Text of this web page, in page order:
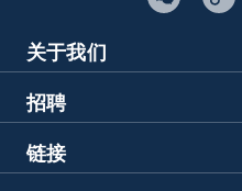
关于我们
招聘
链接